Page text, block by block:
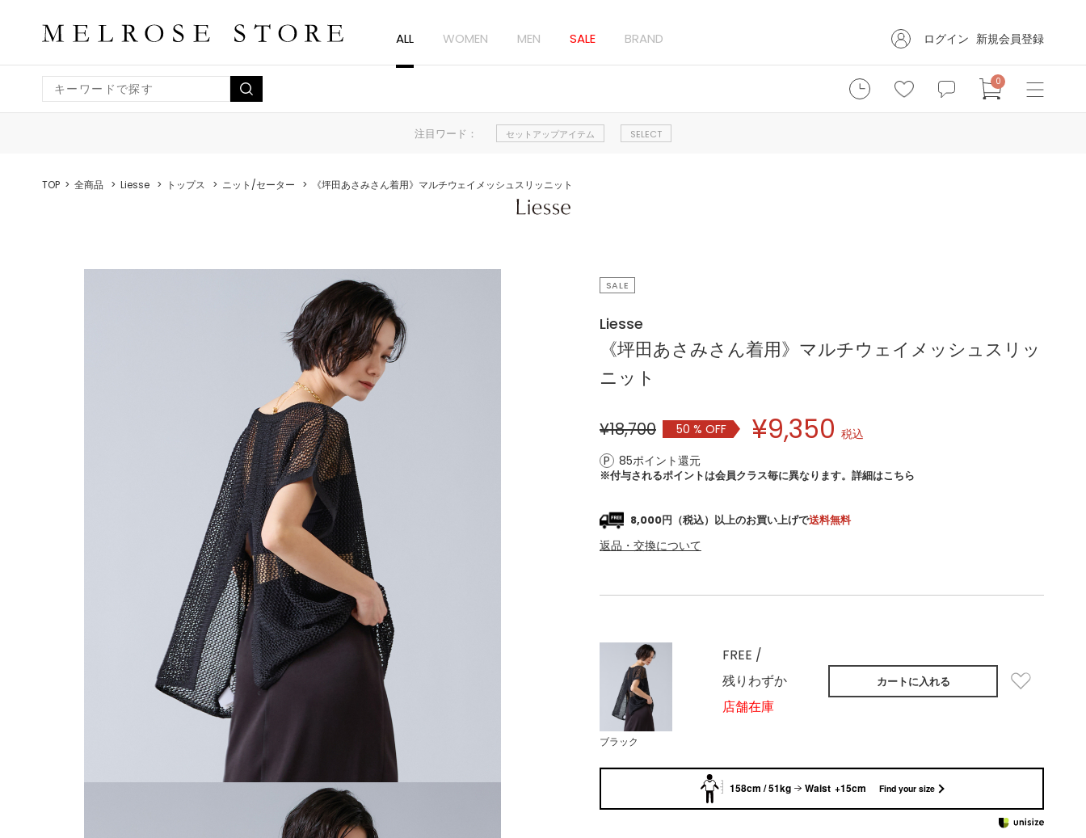
ALL WOMEN MEN SALE BRAND ログイン 新規会員登録
0
注目ワード： セットアップアイテム SELECT
TOP 全商品 Liesse トップス ニット/セーター 《坪田あさみさん着用》マルチウェイメッシュスリッニット
SALE
Liesse
《坪田あさみさん着用》マルチウェイメッシュスリッ
ニット
¥18,700 50 % OFF ¥9,350 税込
85ポイント還元
※付与されるポイントは会員クラス毎に異なります。 詳細はこちら
8,000円（税込）以上のお買い上げで送料無料
返品・交換について
ブラック
FREE /
残りわずか
店舗在庫
カートに入れる
158cm / 51kg Waist +15cm Find your size